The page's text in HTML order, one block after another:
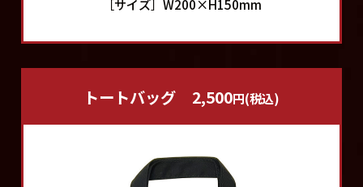
［サイズ］W200×H150mm
トートバッグ 2,500円(税込)